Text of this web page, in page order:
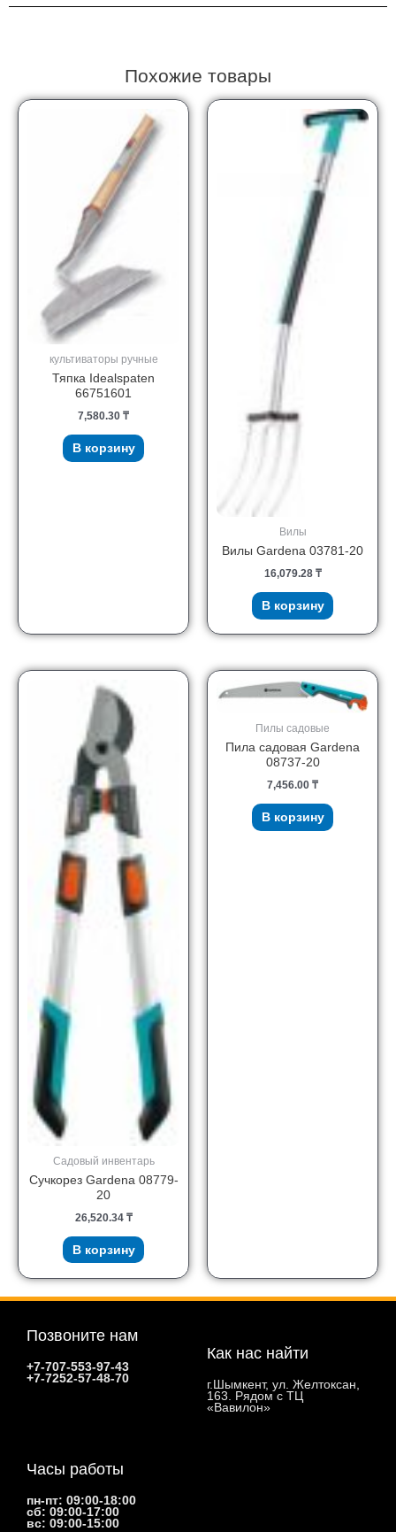
Похожие товары
культиваторы ручные
Тяпка Idealspaten
66751601
7,580.30 ₸
В корзину
Вилы
Вилы Gardena 03781-20
16,079.28 ₸
В корзину
Садовый инвентарь
Сучкорез Gardena 08779-
20
26,520.34 ₸
В корзину
Пилы садовые
Пила садовая Gardena
08737-20
7,456.00 ₸
В корзину
Позвоните нам
+7-707-553-97-43
+7-7252-57-48-70
Как нас найти
г.Шымкент, ул. Желтоксан,
163. Рядом с ТЦ
«Вавилон»
Часы работы
пн-пт: 09:00-18:00
сб: 09:00-17:00
вс: 09:00-15:00